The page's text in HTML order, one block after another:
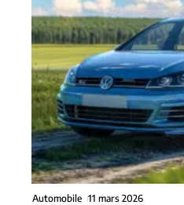
Automobile 11 mars 2026